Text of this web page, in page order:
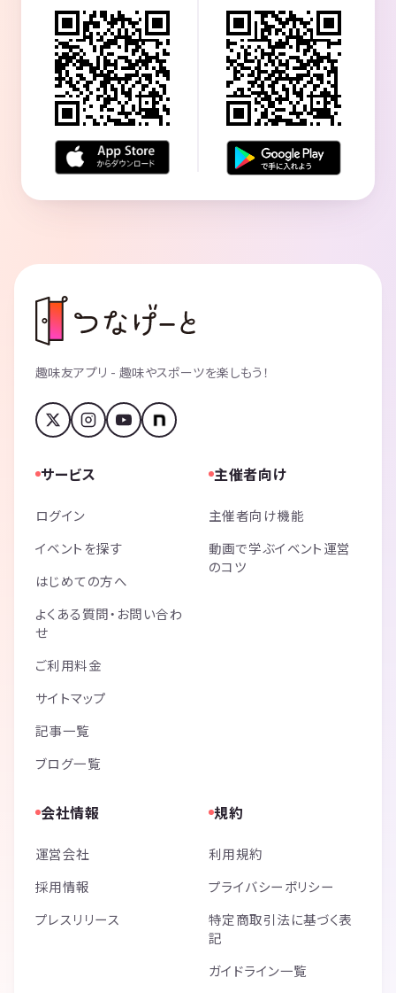
趣味友アプリ - 趣味やスポーツを楽しもう！
サービス
ログイン
イベントを探す
はじめての方へ
よくある質問・お問い合わ
せ
ご利用料金
サイトマップ
記事一覧
ブログ一覧
主催者向け
主催者向け機能
動画で学ぶイベント運営
のコツ
会社情報
運営会社
採用情報
プレスリリース
規約
利用規約
プライバシーポリシー
特定商取引法に基づく表
記
ガイドライン一覧